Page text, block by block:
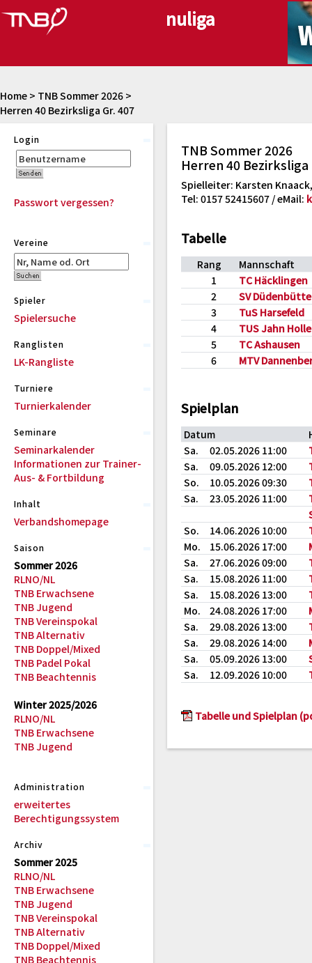
Herren 40 Bezirksliga Gr. 407
Home > TNB Sommer 2026 >
Login
Passwort vergessen?
Vereine
Spieler
Spielersuche
Ranglisten
LK-Rangliste
Turniere
Turnierkalender
Seminare
Seminarkalender
Informationen zur Trainer-
Aus- & Fortbildung
Inhalt
Verbandshomepage
Saison
Sommer 2026
RLNO/NL
TNB Erwachsene
TNB Jugend
TNB Vereinspokal
TNB Alternativ
TNB Doppel/Mixed
TNB Padel Pokal
TNB Beachtennis
Winter 2025/2026
RLNO/NL
TNB Erwachsene
TNB Jugend
Administration
erweitertes
Berechtigungssystem
Archiv
Sommer 2025
RLNO/NL
TNB Erwachsene
TNB Jugend
TNB Vereinspokal
TNB Alternativ
TNB Doppel/Mixed
TNB Beachtennis
TNB Sommer 2026
Herren 40 Bezirksliga
Spielleiter: Karsten
Tel: 0157 52415607 / eMail:
Tabelle
Rang
Mannschaft
1
TC Häcklingen
2
SV
3
TuS Harsefeld
4
TUS Jahn
5
TC Ashausen
6
MTV
Spielplan
Datum
Sa.
02.05.2026 11:00
Sa.
09.05.2026 12:00
So.
10.05.2026 09:30
Sa.
23.05.2026 11:00
So.
14.06.2026 10:00
Mo.
15.06.2026 17:00
Sa.
27.06.2026 09:00
Sa.
15.08.2026 11:00
Sa.
15.08.2026 13:00
Mo.
24.08.2026 17:00
Sa.
29.08.2026 13:00
Sa.
29.08.2026 14:00
Sa.
05.09.2026 13:00
Sa.
12.09.2026 10:00
Tabelle und Spielplan